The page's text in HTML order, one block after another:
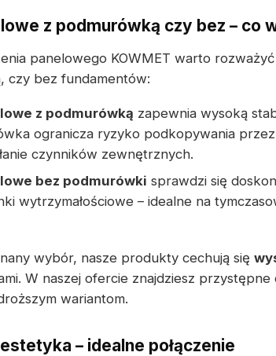
z podmurówką czy bez – co
panelowego KOWMET warto
czy bez fundamentów:
z podmurówką zapewnia wysoką
ogranicza ryzyko podkopywania
czynników zewnętrznych.
bez podmurówki sprawdzi się
wytrzymałościowe – idealne na
wybór, nasze produkty cechują się
W naszej ofercie znajdziesz
wariantom.
– idealne połączenie